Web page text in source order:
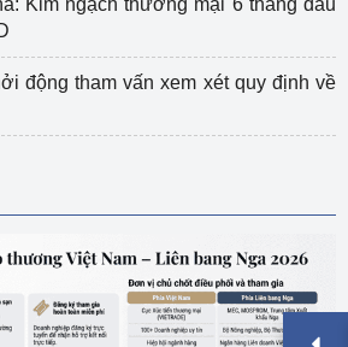
động tham vấn xem xét quy định về